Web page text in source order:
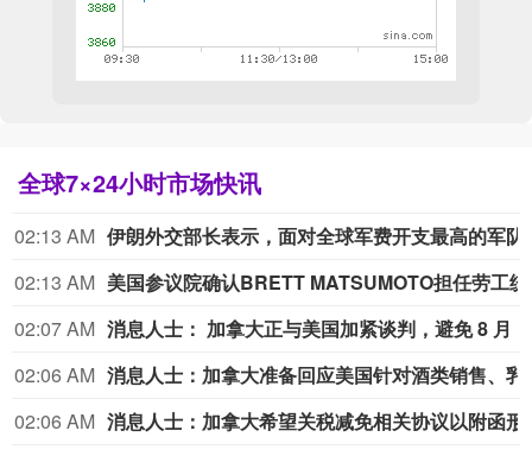
全球7×24小时市场快讯
02:13 AM
02:13 AM
02:07 AM
02:06 AM
02:06 AM